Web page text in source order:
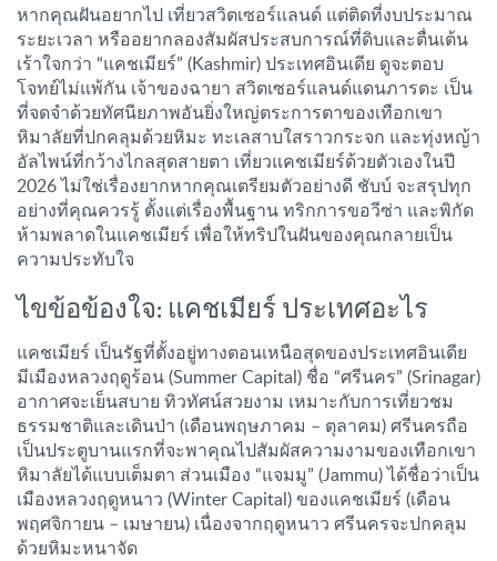
หากคุณฝันอยากไป เที่ยวสวิตเซอร์แลนด์ แต่ติดที่งบประมาณ
ระยะเวลา หรืออยากลองสัมผัสประสบการณ์ที่ดิบและตื่นเต้น
เร้าใจกว่า “แคชเมียร์” (Kashmir) ประเทศอินเดีย ดูจะตอบ
โจทย์ไม่แพ้กัน เจ้าของฉายา สวิตเซอร์แลนด์แดนภารตะ เป็น
ที่จดจำด้วยทัศนียภาพอันยิ่งใหญ่ตระการตาของเทือกเขา
หิมาลัยที่ปกคลุมด้วยหิมะ ทะเลสาบใสราวกระจก และทุ่งหญ้า
อัลไพน์ที่กว้างไกลสุดสายตา เที่ยวแคชเมียร์ด้วยตัวเองในปี
2026 ไม่ใช่เรื่องยากหากคุณเตรียมตัวอย่างดี ชับบ์ จะสรุปทุก
อย่างที่คุณควรรู้ ตั้งแต่เรื่องพื้นฐาน ทริกการขอวีซ่า และพิกัด
ห้ามพลาดในแคชเมียร์ เพื่อให้ทริปในฝันของคุณกลายเป็น
ความประทับใจ
ไขข้อข้องใจ: แคชเมียร์ ประเทศอะไร
แคชเมียร์ เป็นรัฐที่ตั้งอยู่ทางตอนเหนือสุดของประเทศอินเดีย
มีเมืองหลวงฤดูร้อน (Summer Capital) ชื่อ “ศรีนคร” (Srinagar)
อากาศจะเย็นสบาย ทิวทัศน์สวยงาม เหมาะกับการเที่ยวชม
ธรรมชาติและเดินป่า (เดือนพฤษภาคม – ตุลาคม) ศรีนครถือ
เป็นประตูบานแรกที่จะพาคุณไปสัมผัสความงามของเทือกเขา
หิมาลัยได้แบบเต็มตา ส่วนเมือง “แจมมู” (Jammu) ได้ชื่อว่าเป็น
เมืองหลวงฤดูหนาว (Winter Capital) ของแคชเมียร์ (เดือน
พฤศจิกายน – เมษายน) เนื่องจากฤดูหนาว ศรีนครจะปกคลุม
ด้วยหิมะหนาจัด